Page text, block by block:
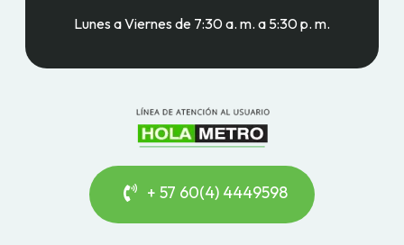
Lunes a Viernes de 7:30 a. m. a 5:30 p. m.
+ 57 60(4) 4449598